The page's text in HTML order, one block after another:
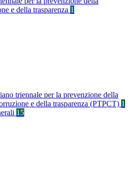
e della trasparenza 1
triennale per la prevenzione della
e della trasparenza (PTPCT) 1
15